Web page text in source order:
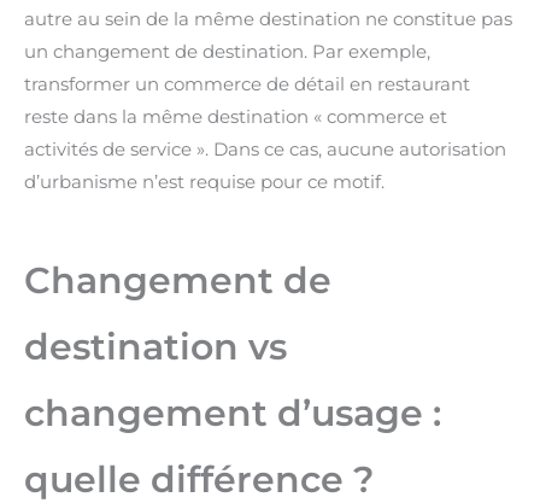
autre au sein de la même destination ne constitue pas
un changement de destination. Par exemple,
transformer un commerce de détail en restaurant
reste dans la même destination « commerce et
activités de service ». Dans ce cas, aucune autorisation
d’urbanisme n’est requise pour ce motif.
Changement de
destination vs
changement d’usage :
quelle différence ?